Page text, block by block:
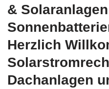
&
Herzlich
Dachanlagen